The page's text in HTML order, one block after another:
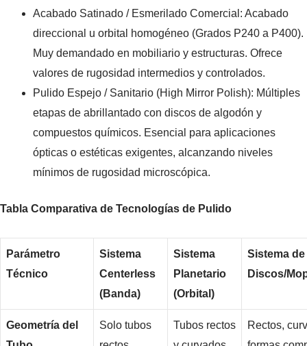
Acabado Satinado / Esmerilado Comercial: Acabado
direccional u orbital homogéneo (Grados P240 a P400).
Muy demandado en mobiliario y estructuras. Ofrece
valores de rugosidad intermedios y controlados.
Pulido Espejo / Sanitario (High Mirror Polish): Múltiples
etapas de abrillantado con discos de algodón y
compuestos químicos. Esencial para aplicaciones
ópticas o estéticas exigentes, alcanzando niveles
mínimos de rugosidad microscópica.
Tabla Comparativa de Tecnologías de Pulido
Parámetro
Técnico
Sistema
Centerless
(Banda)
Sistema
Planetario
(Orbital)
Sistema de
Discos/
Geometría del
Solo tubos
Tubos rectos
Rectos,